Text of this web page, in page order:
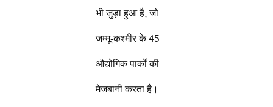
भी जुड़ा हुआ है, जो
जम्मू-कश्मीर के 45
औद्योगिक पार्कों की
मेजबानी करता है।